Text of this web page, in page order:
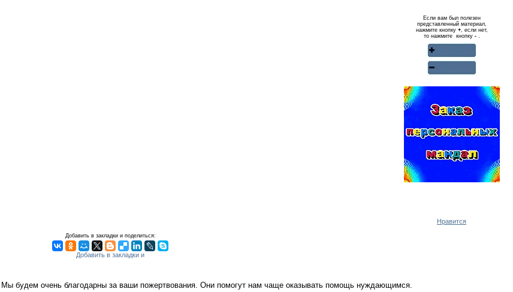
Если вам был полезен
представленный материал,
нажмите кнопку+, если нет,
то нажмите кнопку -.
Нравится
Добавить в закладки и поделиться:
будем очень благодарны за ваши пожертвования. Они помогут нам чаще оказывать помощь нуждающимся.